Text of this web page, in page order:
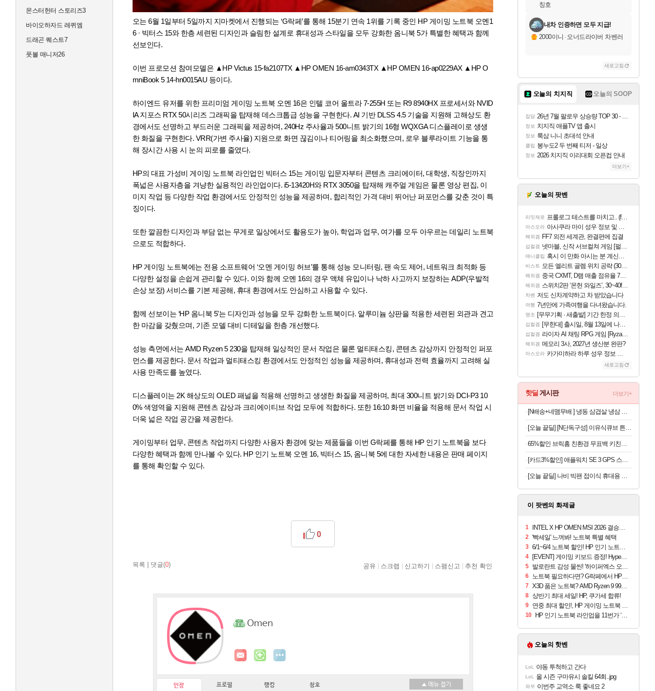
몬스터헌터 스토리즈3
바이오하자드 레퀴엠
드래곤 퀘스트7
풋볼 매니저26
오는 6월 1일부터 5일까지 지마켓에서 진행되는 ‘G락페’를 통해 15분기 연속 1위를 기록 중인 HP 게이밍 노트북 오멘1
6 · 빅터스 15와 한층 세련된 디자인과 슬림한 설계로 휴대성과 스타일을 모두 강화한 옴니북 5가 특별한 혜택과 함께
선보인다.
이번 프로모션 참여모델은 ▲HP Victus 15-fa2107TX ▲HP OMEN 16-am0343TX ▲HP OMEN 16-ap0229AX ▲HP O
mniBook 5 14-hn0015AU 등이다.
하이엔드 유저를 위한 프리미엄 게이밍 노트북 오멘 16은 인텔 코어 울트라 7-255H 또는 R9 8940HX 프로세서와 NVID
IA 지포스 RTX 50시리즈 그래픽을 탑재해 데스크톱급 성능을 구현한다. AI 기반 DLSS 4.5 기술을 지원해 고해상도 환
경에서도 선명하고 부드러운 그래픽을 제공하며, 240Hz 주사율과 500니트 밝기의 16형 WQXGA 디스플레이로 생생
한 화질을 구현한다. VRR(가변 주사율) 지원으로 화면 끊김이나 티어링을 최소화했으며, 로우 블루라이트 기능을 통
해 장시간 사용 시 눈의 피로를 줄였다.
HP의 대표 가성비 게이밍 노트북 라인업인 빅터스 15는 게이밍 입문자부터 콘텐츠 크리에이터, 대학생, 직장인까지
폭넓은 사용자층을 겨냥한 실용적인 라인업이다. i5-13420H와 RTX 3050을 탑재해 캐주얼 게임은 물론 영상 편집, 이
미지 작업 등 다양한 작업 환경에서도 안정적인 성능을 제공하며, 합리적인 가격 대비 뛰어난 퍼포먼스를 갖춘 것이 특
징이다.
또한 깔끔한 디자인과 부담 없는 무게로 일상에서도 활용도가 높아, 학업과 업무, 여가를 모두 아우르는 데일리 노트북
으로도 적합하다.
HP 게이밍 노트북에는 전용 소프트웨어 ‘오멘 게이밍 허브’를 통해 성능 모니터링, 팬 속도 제어, 네트워크 최적화 등
다양한 설정을 손쉽게 관리할 수 있다. 이와 함께 오멘 16의 경우 액체 유입이나 낙하 사고까지 보장하는 ADP(우발적
손상 보장) 서비스를 기본 제공해, 휴대 환경에서도 안심하고 사용할 수 있다.
함께 선보이는 ‘HP 옴니북 5’는 디자인과 성능을 모두 강화한 노트북이다. 알루미늄 상판을 적용한 세련된 외관과 견고
한 마감을 갖췄으며, 기존 모델 대비 디테일을 한층 개선했다.
성능 측면에서는 AMD Ryzen 5 230을 탑재해 일상적인 문서 작업은 물론 멀티태스킹, 콘텐츠 감상까지 안정적인 퍼포
먼스를 제공한다. 문서 작업과 멀티태스킹 환경에서도 안정적인 성능을 제공하며, 휴대성과 전력 효율까지 고려해 실
사용 만족도를 높였다.
디스플레이는 2K 해상도의 OLED 패널을 적용해 선명하고 생생한 화질을 제공하며, 최대 300니트 밝기와 DCI-P3 10
0% 색영역을 지원해 콘텐츠 감상과 크리에이티브 작업 모두에 적합하다. 또한 16:10 화면 비율을 적용해 문서 작업 시
더욱 넓은 작업 공간을 제공한다.
게이밍부터 업무, 콘텐츠 작업까지 다양한 사용자 환경에 맞는 제품들을 이번 G락페를 통해 HP 인기 노트북을 보다
다양한 혜택과 함께 만나볼 수 있다. HP 인기 노트북 오멘 16, 빅터스 15, 옴니북 5에 대한 자세한 내용은 판매 페이지
를 통해 확인할 수 있다.
목록 댓글(0)
0
공유 스크랩 신고하기 스팸신고 추천 확인
Omen
인장 프로필 랭킹 칭호
칭호
내차 인증하면 모두 지급!
2000이니 · 오너드라이버 차벤러
새로고침
오늘의 치지직 오늘의 SOOP
잡담 26년 7월 팔로우 상승량 TOP 30 - 월간 치지직
정보 치지직 애플TV 앱 출시
정보 룩삼 니니 초대석 안내
클립 봉누도2 두 번째 티저 - 일상
정보 2026 치지직 이리대회 오픈컵 안내
더보기+
오늘의 팟벤
리밋제로 프롤로그 테스트를 마치고.. (feat. 리아)
아스오라 아사쿠라 마이 성우 정보 및 주요 필모
해외겜 FF7 외전 세계관, 완결편에 집결
섭컬겜 넷마블, 신작 서브컬쳐 게임 [펄 인 블루] 티저 사이트 오픈
애니클립 혹시 이 만화 아시는 분 계신가요
비스트 모든 엘리트 골렘 위치 공략 (30개) - 방랑 결투가
해외겜 중국 CXMT, D램 매출 점유율 7%…글로벌 4위로 부상
해외겜 스위치2판 ‘몬헌 와일즈’, 30~40fps 목표 추정
차벤 저도 신차계약하고 차 받았습니다
여행 7년만에 가족여행을 다녀왔습니다.
명조 [무무기획 · 새출발] 기간 한정 의뢰 이벤트
섭컬겜 [무한대] 출시일, 8월 13일에 나오나
섭컬겜 라이자 AI 채팅 RPG 게임 [RyzaChat: AI] 공개
해외겜 메모리 3사, 2027년 생산분 완판?
아스오라 카가미하라 하루 성우 정보 및 주요 필모
새로고침
핫딜 게시판 더보기+
[N배송+네맴무배 ] 냉동 삼겹살 냉삼 수입 돼지고기 절단 대패삼겹살
[오늘 끝딜] [N단독구성] 이유식큐브 튼튼이 웨이브킵 나눔용기 1700ml 3칸 4P + 290ml 4P
65%할인 브릭홈 친환경 무표백 키친타올, 150매, 6롤
[카드3%할인] 애플워치 SE 3 GPS 스타라이트, 40mm, 스타라이트 스포츠밴드 (S/M)
[오늘 끝딜] 나비 빅팬 접이식 휴대용 손 선풍기 저소음 BLDC 모터 4000mAh 샌드 카키
이 팟벤의 화제글
1 INTEL X HP OMEN MSI 2026 결승전 티켓 이벤트 with 울프
2 '빡세일' 느껴봐! 노트북 특별 혜택
3 6/1~6/4 노트북 할인! HP 인기 노트북 총출동
4 [EVENT] 게이밍 키보드 증정! HyperX OMEN 16 발로란트 리미티드 에디션 게이밍 노트북 출시 기념 이벤트
5 발로란트 감성 물씬! '하이퍼엑스 오멘 16 발로란트 에디션' 출시 예정
6 노트북 필요하다면? G락페에서 HP 노트북을 할인가에 만나요!
7 X3D 품은 노트북? AMD Ryzen 9 9955HX3D 기반의 ‘HyperX OMEN 16’ 사전예약판매 진행
8 상반기 최대 세일! HP, 쿠가세 합류!
9 연중 최대 할인!, HP 게이밍 노트북 오멘 16 ‘빅스마일데이’ 참여
10 HP 인기 노트북 라인업을 11번가 ‘그랜드 십일절’에서 만나요! (5/1~5/17)
오늘의 핫벤
LoL 야동 투척하고 간다
LoL 올 시즌 구마유시 솔킬 64회..jpg
와우 이번주 교역소 룩 좋네요 2